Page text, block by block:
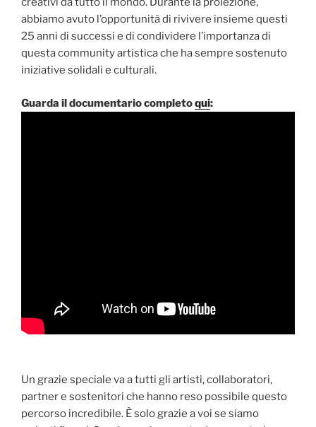
abbiamo avuto l’opportunità di rivivere insieme questi
25 anni di successi e di condividere l’importanza di
questa community artistica che ha sempre sostenuto
iniziative solidali e culturali.
Guarda il documentario completoqui:
Un grazie speciale va a tutti gli artisti, collaboratori,
partner e sostenitori che hanno reso possibile questo
percorso incredibile. È solo grazie a voi se siamo